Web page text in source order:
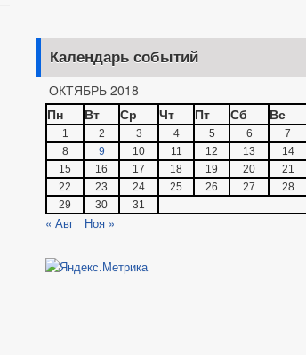
Календарь событий
ОКТЯБРЬ 2018
Пн
Вт Ср Чт Пт Сб Вс
1 2 3 4 5 6
7
8
9 10 11 12 13
14
15
16 17 18 19 20
21
22
23 24 25 26 27
28
29
30 31
« Авг Ноя »